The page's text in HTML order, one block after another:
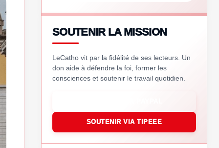
SOUTENIR LA MISSION
LeCatho vit par la fidélité de ses lecteurs. Un
don aide à défendre la foi, former les
consciences et soutenir le travail quotidien.
SOUTENIR VIA TIPEEE